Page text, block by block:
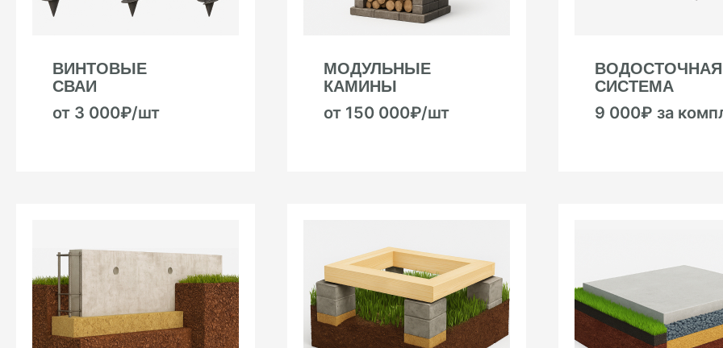
ВИНТОВЫЕ
СВАИ
от 3 000₽/шт
МОДУЛЬНЫЕ
КАМИНЫ
от 150 000₽/шт
ВОДОСТОЧНАЯ
СИСТЕМА
9 000₽ за